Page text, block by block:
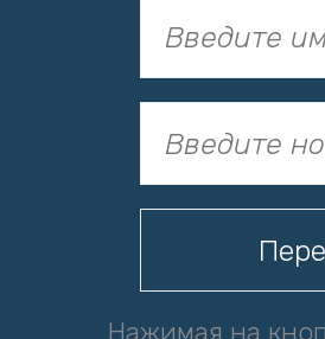
Нажимая на